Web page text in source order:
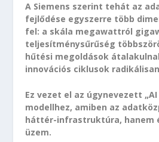
A Siemens szerint tehát az
fejlődése egyszerre több
fel: a skála megawattról
teljesítménysűrűség
hűtési megoldások
innovációs ciklusok
Ez vezet el az úgynevezett
modellhez, amiben az
háttér-infrastruktúra, hanem
üzem.